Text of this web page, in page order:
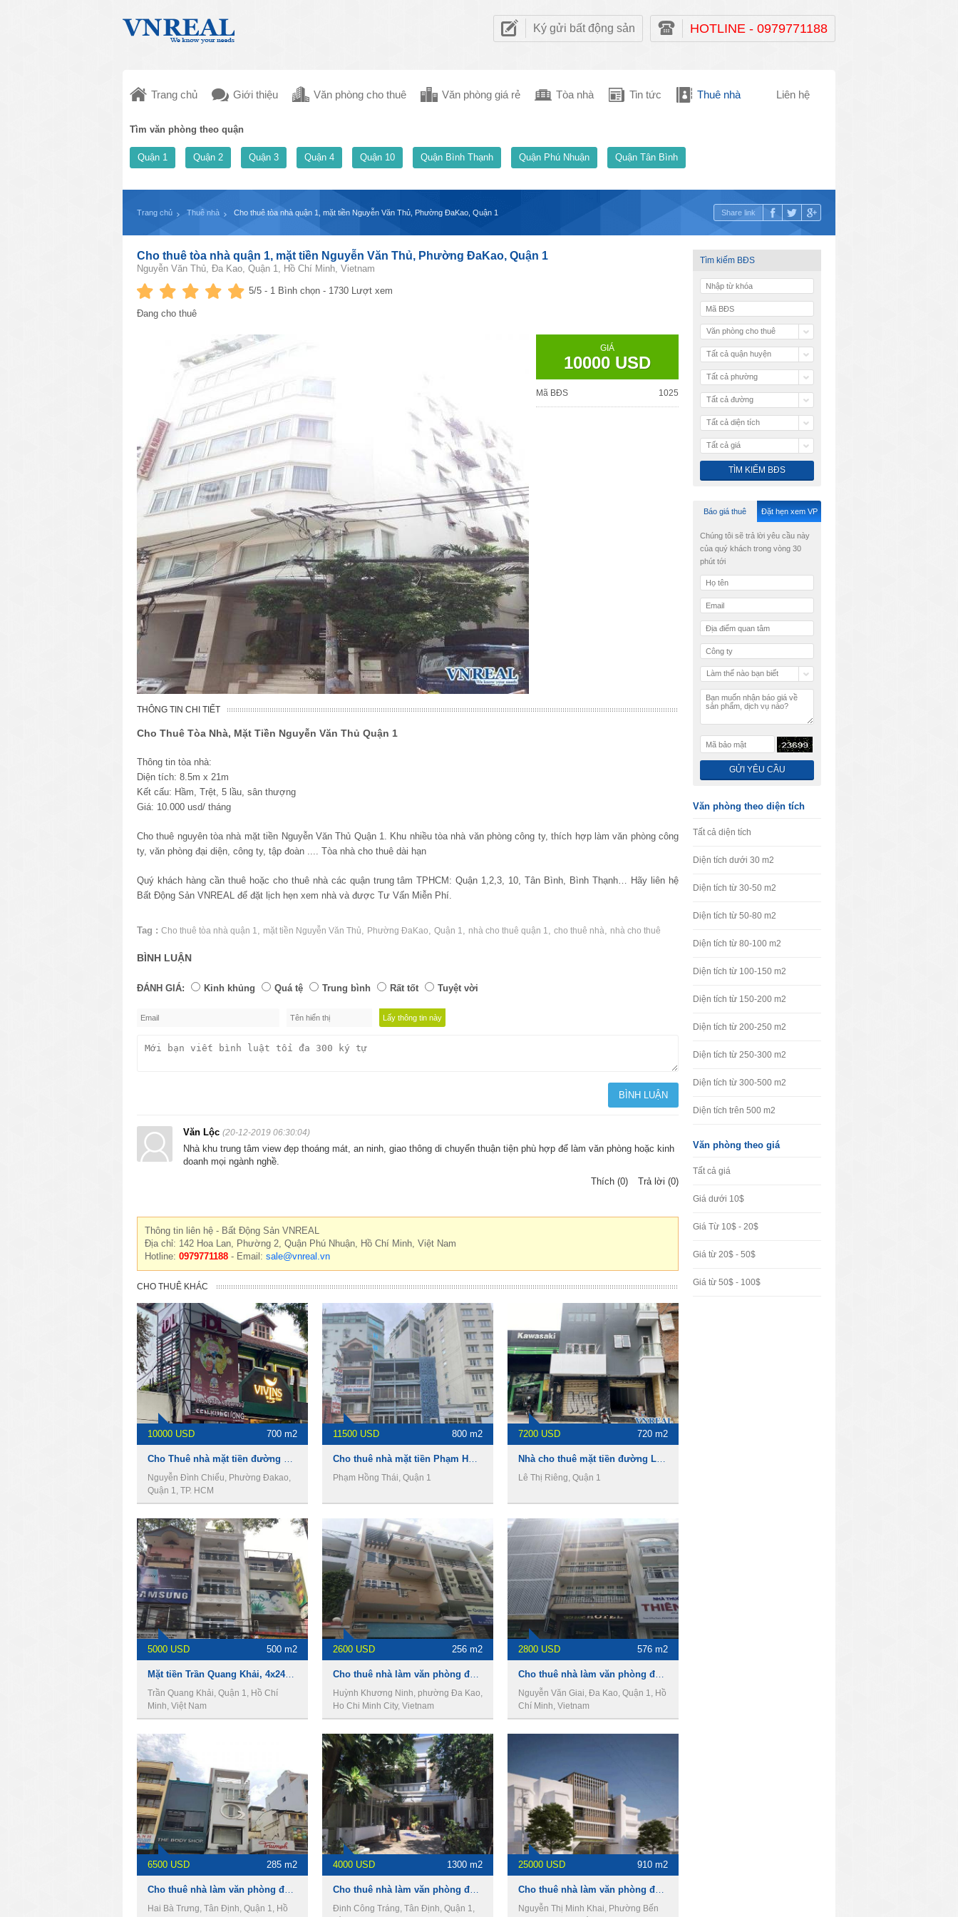
Ký gửi bất động sản HOTLINE - 0979771188
Trang chủ Giới thiệu Văn phòng cho thuê Văn phòng giá rẻ Tòa nhà Tin tức Thuê nhà Liên hệ
Tìm văn phòng theo quận
Quận 1 Quận 2 Quận 3 Quận 4 Quận 10 Quận Bình Thạnh Quận Phú Nhuận Quận Tân Bình
Trang chủ Thuê nhà Cho thuê tòa nhà quận 1, mặt tiền Nguyễn Văn Thủ, Phường ĐaKao, Quận 1 Share link
Cho thuê tòa nhà quận 1, mặt tiền Nguyễn Văn Thủ, Phường ĐaKao, Quận 1
Nguyễn Văn Thủ, Đa Kao, Quận 1, Hồ Chí Minh, Vietnam
5/5 - 1 Bình chọn - 1730 Lượt xem
Đang cho thuê
GIÁ
10000 USD
Mã BĐS 1025
THÔNG TIN CHI TIẾT
Cho Thuê Tòa Nhà, Mặt Tiền Nguyễn Văn Thủ Quận 1
Thông tin tòa nhà:
Diện tích: 8.5m x 21m
Kết cấu: Hầm, Trệt, 5 lầu, sân thượng
Giá: 10.000 usd/ tháng
Cho thuê nguyên tòa nhà mặt tiền Nguyễn Văn Thủ Quận 1. Khu nhiều tòa nhà văn phòng công ty, thích hợp làm văn phòng công
ty, văn phòng đại diện, công ty, tập đoàn .... Tòa nhà cho thuê dài hạn
Quý khách hàng cần thuê hoặc cho thuê nhà các quận trung tâm TPHCM: Quận 1,2,3, 10, Tân Bình, Bình Thạnh… Hãy liên hệ
Bất Động Sản VNREAL để đặt lịch hẹn xem nhà và được Tư Vấn Miễn Phí.
Tag : Cho thuê tòa nhà quận 1 mặt tiền Nguyễn Văn Thủ Phường ĐaKao Quận 1 nhà cho thuê quận 1 cho thuê nhà nhà cho thuê
BÌNH LUẬN
ĐÁNH GIÁ: Kinh khủng Quá tệ Trung bình Rất tốt Tuyệt vời
Văn Lộc (20-12-2019 06:30:04)
Nhà khu trung tâm view đẹp thoáng mát, an ninh, giao thông di chuyển thuận tiện phù hợp để làm văn phòng hoặc kinh
doanh mọi ngành nghề.
Thích (0)
Trả lời (0)
Thông tin liên hệ - Bất Động Sản VNREAL
Địa chỉ: 142 Hoa Lan, Phường 2, Quận Phú Nhuận, Hồ Chí Minh, Việt Nam
Hotline: 0979771188 - Email: sale@vnreal.vn
CHO THUÊ KHÁC
10000 USD 700 m2
Nguyễn Đình Chiểu, Phường Đakao,
Quận 1, TP. HCM
11500 USD 800 m2
Phạm Hồng Thái, Quận 1
7200 USD 720 m2
Lê Thị Riêng, Quận 1
5000 USD 500 m2
Mặt tiền Trần Quang Khải, 4x24m, 4 lầu, 110 tr/th
Trần Quang Khải, Quận 1, Hồ Chí
Minh, Việt Nam
2600 USD 256 m2
Huỳnh Khương Ninh, phường Đa Kao,
Ho Chi Minh City, Vietnam
2800 USD 576 m2
Nguyễn Văn Giai, Đa Kao, Quận 1, Hồ
Chí Minh, Vietnam
6500 USD 285 m2
Hai Bà Trưng, Tân Định, Quận 1, Hồ
4000 USD 1300 m2
Đinh Công Tráng, Tân Định, Quận 1,
25000 USD 910 m2
Nguyễn Thị Minh Khai, Phường Bến
Tìm kiếm BĐS
Văn phòng cho thuê
Tất cả quận huyện
Tất cả phường
Tất cả đường
Tất cả diện tích
Tất cả giá
Báo giá thuê Đặt hẹn xem VP
Chúng tôi sẽ trả lời yêu cầu này
của quý khách trong vòng 30
phút tới
Làm thế nào bạn biết
Văn phòng theo diện tích
Tất cả diện tích
Diện tích dưới 30 m2
Diện tích từ 30-50 m2
Diện tích từ 50-80 m2
Diện tích từ 80-100 m2
Diện tích từ 100-150 m2
Diện tích từ 150-200 m2
Diện tích từ 200-250 m2
Diện tích từ 250-300 m2
Diện tích từ 300-500 m2
Diện tích trên 500 m2
Văn phòng theo giá
Tất cả giá
Giá dưới 10$
Giá Từ 10$ - 20$
Giá từ 20$ - 50$
Giá từ 50$ - 100$